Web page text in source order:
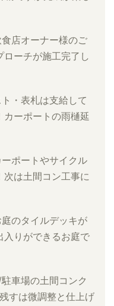
店オーナー様のご
ローチが施工完了し
・表札は支給して
ーポートの雨樋延
ポートやサイクル
次は土間コン工事に
のタイルデッキが
入りができるお庭で
車場の土間コンク
すは微調整と仕上げ